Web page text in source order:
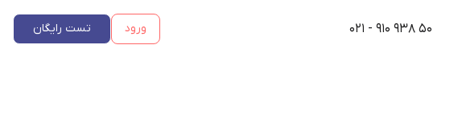
۰۲۱ - ۹۱۰ ۹۳۸ ۵۰ ورود تست رایگان